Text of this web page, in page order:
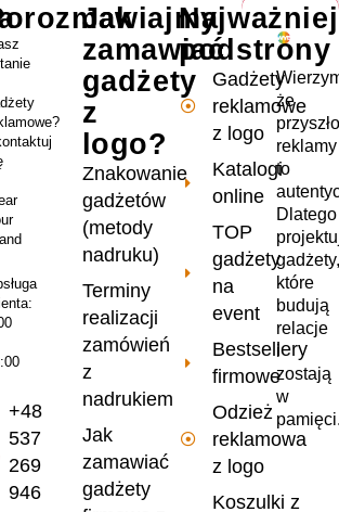
że
reklamy
to
Dlatego
gadżety,
które
budują
relacje
i
zostają
w
podstrony
Gadżety
reklamowe
z logo
Katalogi
online
TOP
gadżety
na
event
Bestsellery
firmowe
Odzież
reklamowa
z logo
Koszulki z
Jak
zamawiać
gadżety
z
logo?
Znakowanie
gadżetów
(metody
nadruku)
Terminy
realizacji
zamówień
z
nadrukiem
Jak
zamawiać
gadżety
+48
537
269
946